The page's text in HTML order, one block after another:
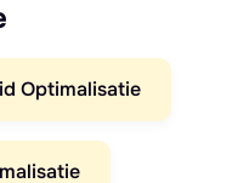
Optimalisatie